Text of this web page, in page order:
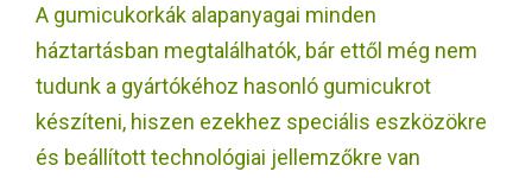
M
A gumicukorkák alapanyagai minden
háztartásban megtalálhatók, bár ettől még nem
tudunk a gyártókéhoz hasonló gumicukrot
készíteni, hiszen ezekhez speciális eszközökre
és beállított technológiai jellemzőkre van